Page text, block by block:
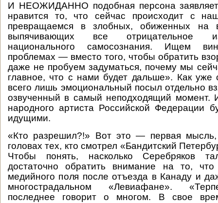
И НЕОЖИДАННО подобная персона
нравится то, что сейчас происходит с
превращаемся в злобных, обиженных на
выпячивающих все отрицательное
национального самосознания. Ищем
проблемах — вместо того, чтобы обратить
даже не пробуем задуматься, почему мы
главное, что с нами будет дальше». Как уже
всего лишь эмоциональный посыл отдельно
озвученный в самый неподходящий момент.
народного артиста Российской Федерации
идущими.
«Кто разрешил?!» Вот это — первая мысль,
головах тех, кто смотрел «Бандитский
Чтобы понять, насколько Серебряков
достаточно обратить внимание на то,
медийного поля после отъезда в Канаду и
многострадальном «Левиафане».
последнее говорит о многом. В свое